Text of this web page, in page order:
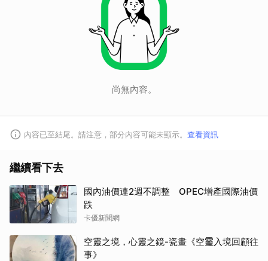
尚無內容。
內容已至結尾。請注意，部分內容可能未顯示。 查看資訊
繼續看下去
國內油價連2週不調整 OPEC增產國際油價
跌
卡優新聞網
空靈之境，心靈之鏡-瓷畫《空𩆜入境回顧往
事》